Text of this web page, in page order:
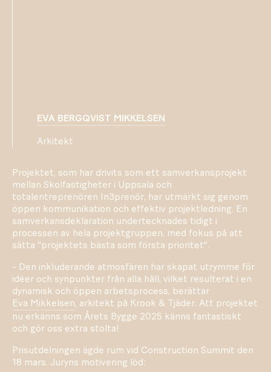
EVA BERGQVIST MIKKELSEN
Arkitekt
Projektet, som har drivits som ett samverkansprojekt
mellan Skolfastigheter i Uppsala och
totalentreprenören In3prenör, har utmärkt sig genom
öppen kommunikation och effektiv projektledning. En
samverkansdeklaration undertecknades tidigt i
processen av hela projektgruppen, med fokus på att
sätta "projektets bästa som första prioritet".
- Den inkluderande atmosfären har skapat utrymme för
idéer och synpunkter från alla håll, vilket resulterat i en
dynamisk och öppen arbetsprocess, berättar
Eva Mikkelsen, arkitekt på Krook & Tjäder. Att projektet
nu erkänns som Årets Bygge 2025 känns fantastiskt
och gör oss extra stolta!
Prisutdelningen ägde rum vid Construction Summit den
18 mars. Juryns motivering löd: